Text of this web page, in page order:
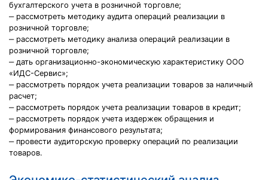
бухгалтерского учета в розничной торговле;
‒ рассмотреть методику аудита операций реализации в
розничной торговле;
‒ рассмотреть методику анализа операций реализации в
розничной торговле;
‒ дать организационно-экономическую характеристику ООО
«ИДС-Сервис»;
‒ рассмотреть порядок учета реализации товаров за наличный
расчет;
‒ рассмотреть порядок учета реализации товаров в кредит;
‒ рассмотреть порядок учета издержек обращения и
формирования финансового результата;
‒ провести аудиторскую проверку операций по реализации
товаров.